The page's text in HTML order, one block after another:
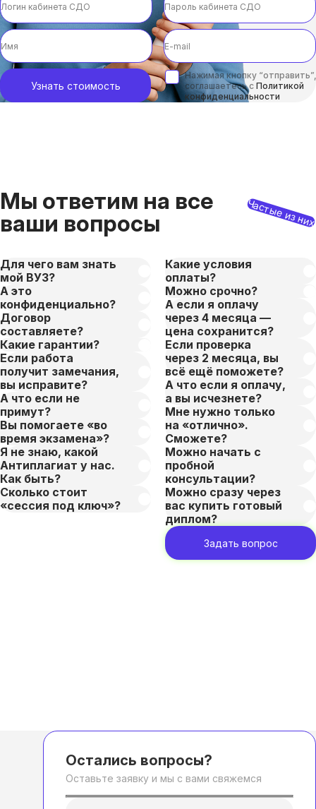
Узнать стоимость
Нажимая кнопку
соглашаетесь с Политикой
конфиденциальности
Мы ответим на все
ваши вопросы
Частые из них
Для чего вам знать
мой ВУЗ?
А это
конфиденциально?
Договор
составляете?
Какие гарантии?
Если работа
получит замечания,
вы исправите?
А что если не
примут?
Вы помогаете «во
время экзамена»?
Я не знаю, какой
Антиплагиат у нас.
Как быть?
Сколько стоит
«сессия под ключ»?
Какие условия
оплаты?
Можно срочно?
А если я оплачу
через 4 месяца —
цена сохранится?
Если проверка
через 2 месяца, вы
всё ещё поможете?
А что если я оплачу,
а вы исчезнете?
Мне нужно только
на «отлично».
Сможете?
Можно начать с
пробной
консультации?
Можно сразу через
вас купить готовый
диплом?
Задать вопрос
Остались вопросы?
Оставьте заявку и мы с вами свяжемся